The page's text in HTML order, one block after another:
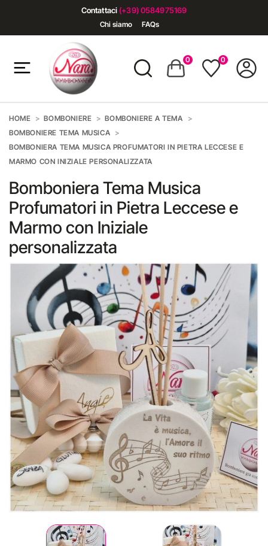
Contattaci (+39) 0584975169
Chi siamo FAQs
0 0
HOME BOMBONIERE
BOMBONIERE A TEMA
BOMBONIERE TEMA MUSICA
BOMBONIERA TEMA MUSICA PROFUMATORI IN PIETRA LECCESE E
MARMO CON INIZIALE PERSONALIZZATA
Bomboniera Tema Musica
Profumatori in Pietra Leccese e
Marmo con Iniziale
personalizzata